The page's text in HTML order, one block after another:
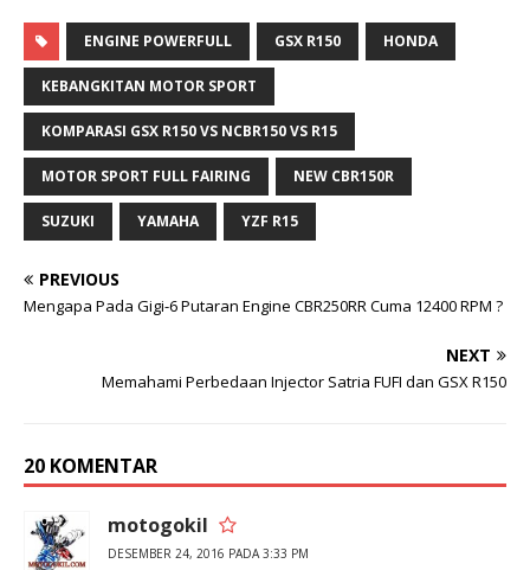
ENGINE POWERFULL GSX R150 HONDA
KEBANGKITAN MOTOR SPORT
KOMPARASI GSX R150 VS NCBR150 VS R15
MOTOR SPORT FULL FAIRING NEW CBR150R
SUZUKI YAMAHA YZF R15
PREVIOUS
Mengapa Pada Gigi-6 Putaran Engine CBR250RR Cuma 12400 RPM ?
NEXT
Memahami Perbedaan Injector Satria FUFI dan GSX R150
20 KOMENTAR
motogokil
DESEMBER 24, 2016 PADA 3:33 PM